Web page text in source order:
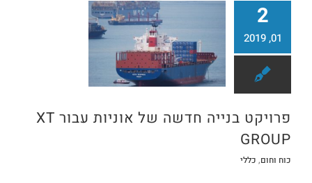
2
01, 2019
פרויקט בנייה חדשה של אוניות עבור XT
GROUP
כוח וחום, כללי